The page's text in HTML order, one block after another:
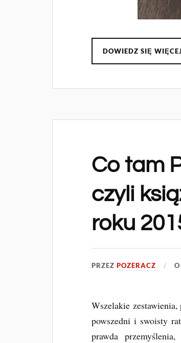
DOWIEDZ SIĘ WIĘCEJ
Co tam
czyli
roku
PRZEZPOZERACZ
Wszelakie
powszedni i swoisty
prawda